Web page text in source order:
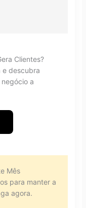
Clientes?
e descubra
a
Mês
para manter a
agora.